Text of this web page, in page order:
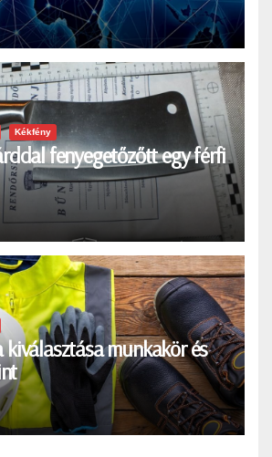
Kékfény
fenyegetőzőtt egy férfi
munkakör és